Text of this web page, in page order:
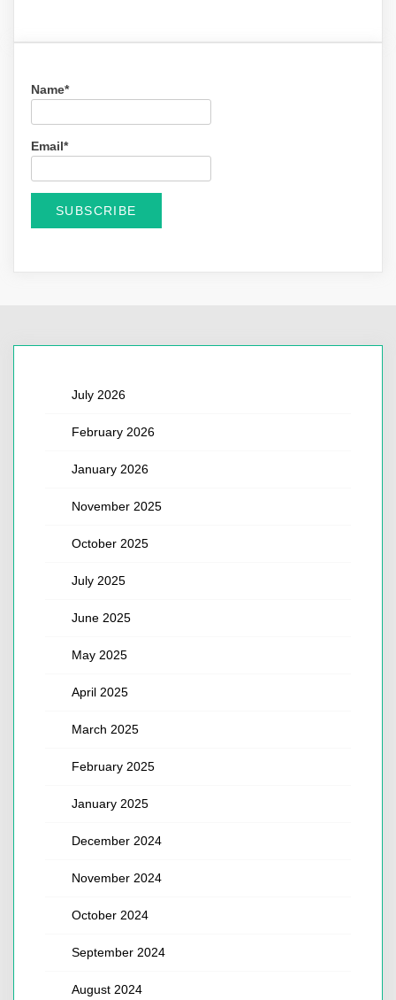
Name*
Email*
July 2026
February 2026
January 2026
November 2025
October 2025
July 2025
June 2025
May 2025
April 2025
March 2025
February 2025
January 2025
December 2024
November 2024
October 2024
September 2024
August 2024